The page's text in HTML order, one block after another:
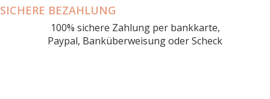
SICHERE BEZAHLUNG
100% sichere Zahlung per bankkarte,
Paypal, Banküberweisung oder Scheck